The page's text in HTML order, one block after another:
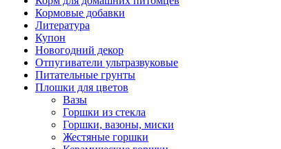
Кормовые добавки
Литература
Купон
Новогодний декор
Отпугиватели ультразвуковые
Питательные грунты
Плошки для цветов
Вазы
Горшки из стекла
Горшки, вазоны, миски
Жестяные горшки